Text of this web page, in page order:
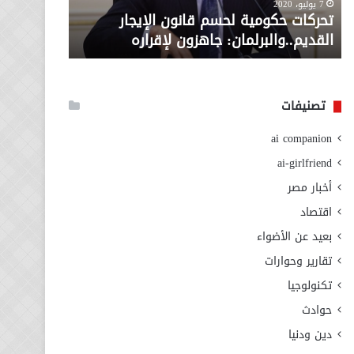
لإقراره
7 يوليو، 2020
تحركات حكومية لحسم قانون الإيجار
القديم..والبرلمان: جاهزون لإقراره
من
وزارة
الاجتماعي
تصنيفات
ai companion
ai-girlfriend
أخبار مصر
اقتصاد
بعيد عن الأضواء
تقارير وحوارات
تكنولوجيا
حوادث
دين ودنيا